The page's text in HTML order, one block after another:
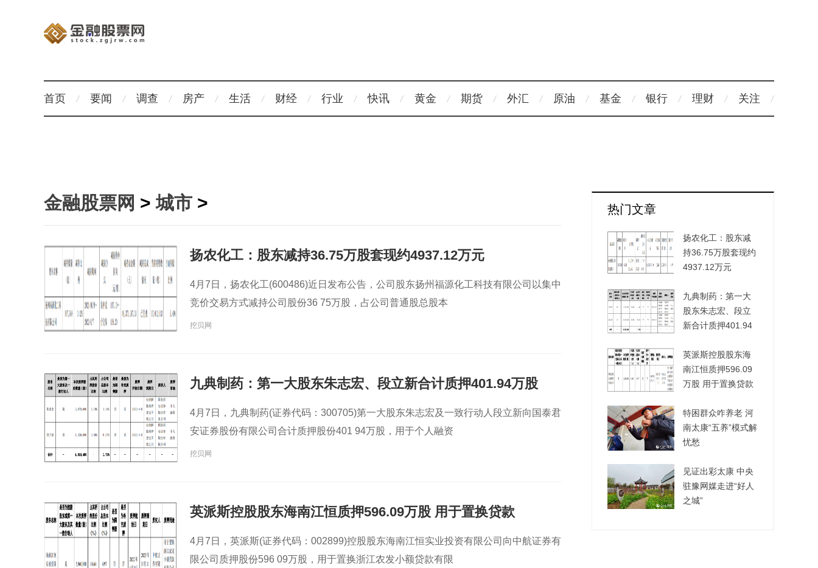
首页 要闻 调查 房产 生活 财经 行业 快讯 黄金 期货 外汇 原油 基金 银行 理财 关注
金融股票网 >城市 >
扬农化工：股东减持36.75万股套现约4937.12万元
4月7日，扬农化工(600486)近日发布公告，公司股东扬州福源化工科技有限公司以集中
竞价交易方式减持公司股份36 75万股，占公司普通股总股本
挖贝网
九典制药：第一大股东朱志宏、段立新合计质押401.94万股
4月7日，九典制药(证券代码：300705)第一大股东朱志宏及一致行动人段立新向国泰君
安证券股份有限公司合计质押股份401 94万股，用于个人融资
挖贝网
英派斯控股股东海南江恒质押596.09万股 用于置换贷款
4月7日，英派斯(证券代码：002899)控股股东海南江恒实业投资有限公司向中航证券有
限公司质押股份596 09万股，用于置换浙江农发小额贷款有限
热门文章
扬农化工：股东减
持36.75万股套现约
4937.12万元
九典制药：第一大
股东朱志宏、段立
新合计质押401.94
英派斯控股股东海
南江恒质押596.09
万股 用于置换贷款
特困群众咋养老 河
南太康“五养”模式解
忧愁
见证出彩太康 中央
驻豫网媒走进“好人
之城”